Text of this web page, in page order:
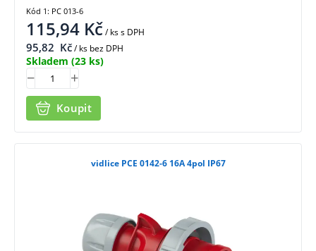
115,94 Kč/ kss DPH
95,82 Kč/ ks bez DPH
Skladem (23 ks)
Koupit
Kód 1: PC 013-6
vidlice PCE 0142-6 16A 4pol IP67